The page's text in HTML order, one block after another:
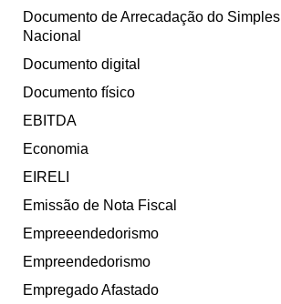
Documento de Arrecadação do Simples
Nacional
Documento digital
Documento físico
EBITDA
Economia
EIRELI
Emissão de Nota Fiscal
Empreeendedorismo
Empreendedorismo
Empregado Afastado